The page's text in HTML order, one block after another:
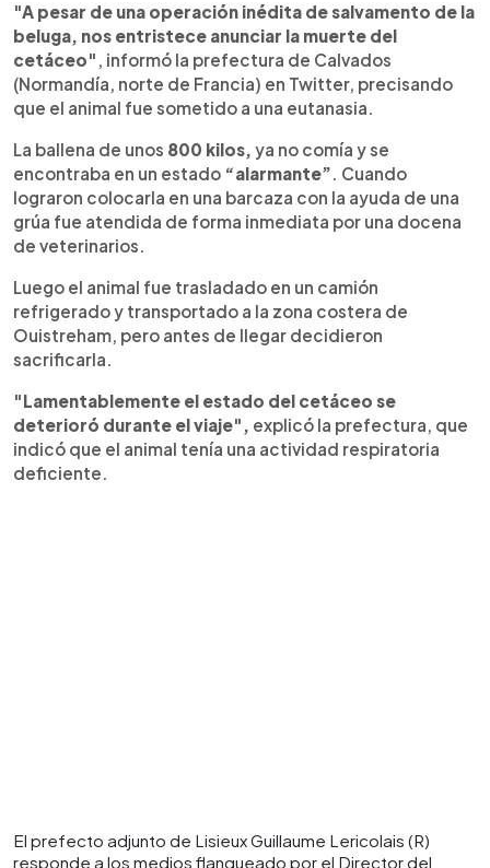
"A pesar de una operación inédita de salvamento de la
beluga, nos entristece anunciar la muerte del
cetáceo" , informó la prefectura de Calvados
(Normandía, norte de Francia) en Twitter, precisando
que el animal fue sometido a una eutanasia.
La ballena de unos 800 kilos, ya no comía y se
encontraba en un estado “alarmante”. Cuando
lograron colocarla en una barcaza con la ayuda de una
grúa fue atendida de forma inmediata por una docena
de veterinarios.
Luego el animal fue trasladado en un camión
refrigerado y transportado a la zona costera de
Ouistreham, pero antes de llegar decidieron
sacrificarla.
"Lamentablemente el estado del cetáceo se
deterioró durante el viaje", explicó la prefectura, que
indicó que el animal tenía una actividad respiratoria
deficiente.
El prefecto adjunto de Lisieux Guillaume Lericolais (R)
responde a los medios flanqueado por el Director del